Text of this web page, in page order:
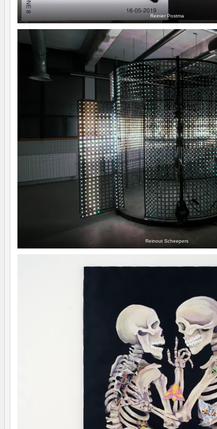
Reinier Postma
Reinout Scheepers